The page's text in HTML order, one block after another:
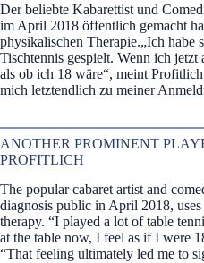
Der beliebte Kabarettist und
im April 2018 öffentlich gemacht
physikalischen Therapie.„Ich habe
Tischtennis gespielt. Wenn ich jetzt
als ob ich 18 wäre“, meint
mich letztendlich zu meiner
ANOTHER PROMINENT
PROFITLICH
The popular cabaret artist and
diagnosis public in April 2018,
therapy. “I played a lot of table
at the table now, I feel as if I were
“That feeling ultimately led me to